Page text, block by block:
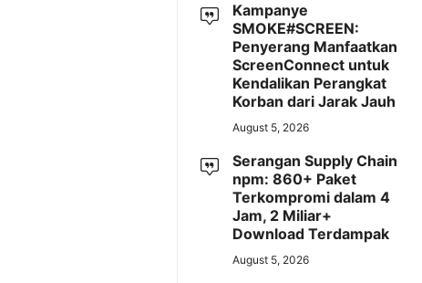
Kampanye
SMOKE#SCREEN:
Penyerang Manfaatkan
ScreenConnect untuk
Kendalikan Perangkat
Korban dari Jarak Jauh
August 5, 2026
Serangan Supply Chain
npm: 860+ Paket
Terkompromi dalam 4
Jam, 2 Miliar+
Download Terdampak
August 5, 2026